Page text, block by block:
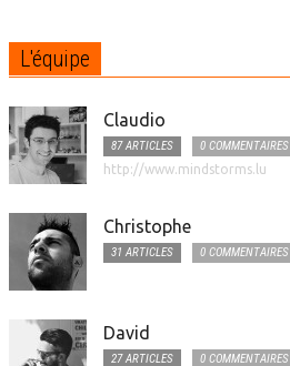
L'équipe
Claudio
87 ARTICLES
0 COMMENTAIRES
http://www.mindstorms.lu
Christophe
31 ARTICLES 0 COMMENTAIRES
David
27 ARTICLES
0 COMMENTAIRES